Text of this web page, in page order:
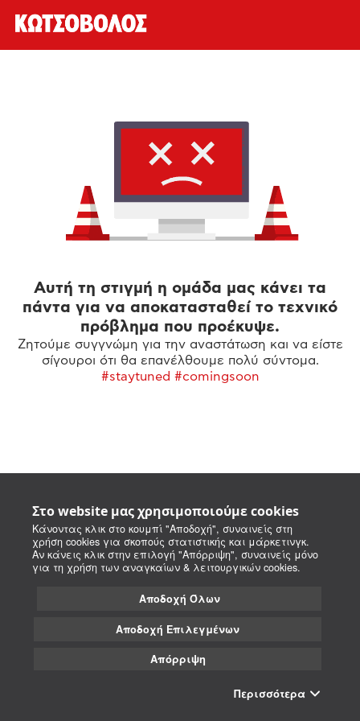
Στο website μας χρησιμοποιούμε cookies
Κάνοντας κλικ στο κουμπί "Αποδοχή", συναινείς στη
χρήση cookies για σκοπούς στατιστικής και μάρκετινγκ.
Αν κάνεις κλικ στην επιλογή "Απόρριψη", συναινείς μόνο
για τη χρήση των αναγκαίων & λειτουργικών cookies.
Αποδοχή Όλων
Αποδοχή Επιλεγμένων
Απόρριψη
Περισσότερα
Αυτή τη στιγμή η ομάδα μας κάνει τα
πάντα για να αποκατασταθεί το τεχνικό
πρόβλημα που προέκυψε.
Ζητούμε συγγνώμη για την αναστάτωση και να είστε
σίγουροι ότι θα επανέλθουμε πολύ σύντομα.
#staytuned #comingsoon